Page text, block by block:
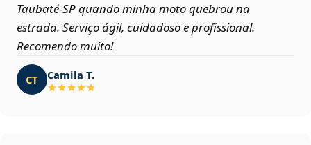
Taubaté‑SP quando minha moto quebrou na
estrada. Serviço ágil, cuidadoso e profissional.
Recomendo muito!
CT Camila T.